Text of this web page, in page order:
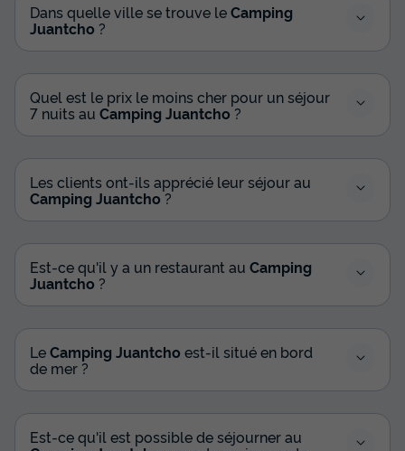
Dans quelle ville se trouve leCamping
Juantcho ?
Quel est le prix le moins cher pour un séjour
7 nuits au Camping Juantcho?
Les clients ont-ils apprécié leur séjour au
Camping Juantcho?
Est-ce qu'il y a un restaurant au Camping
Juantcho ?
LeCamping Juantcho est-il situé en bord
de mer ?
Est-ce qu'il est possible de séjourner au